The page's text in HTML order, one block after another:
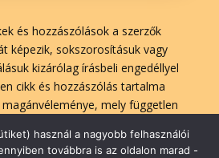
és hozzászólások a szerzők
képezik, sokszorosításuk vagy
kizárólag írásbeli engedéllyel
cikk és hozzászólás tartalma
mely független
használ a nagyobb felhasználói
továbbra is az oldalon marad -